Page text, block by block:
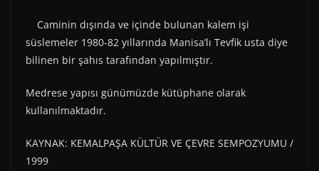
Caminin dışında ve içinde bulunan kalem işi
süslemeler 1980-82 yıllarında Manisa’lı Tevfik usta diye
bilinen bir şahıs tarafından yapılmıştır.
Medrese yapısı günümüzde kütüphane olarak
kullanılmaktadır.
KAYNAK: KEMALPAŞA KÜLTÜR VE ÇEVRE SEMPOZYUMU /
1999